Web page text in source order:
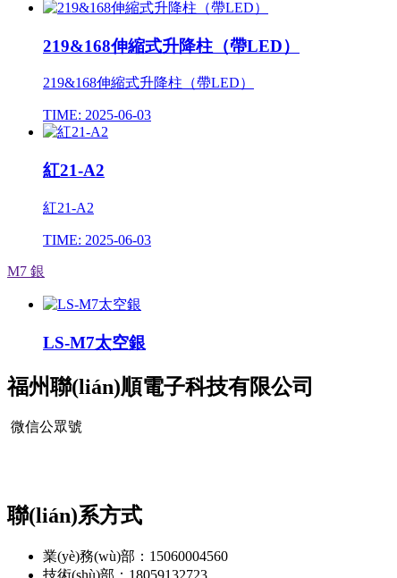
219&168伸縮式升降柱（帶LED）
219&168伸縮式升降柱（帶LED）
TIME: 2025-06-03
紅21-A2
紅21-A2
TIME: 2025-06-03
M7 銀
LS-M7太空銀
福州聯(lián)順電子科技有限公司
微信公眾號
聯(lián)系方式
業(yè)務(wù)部：15060004560